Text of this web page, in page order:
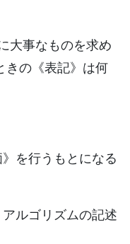
大事なものを求め
きの《表記》は何
を行うもとになる
アルゴリズムの記述